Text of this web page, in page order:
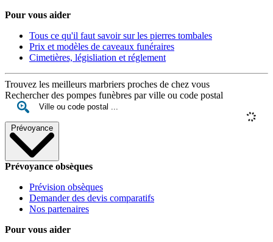
Pour vous aider
Tous ce qu'il faut savoir sur les pierres tombales
Prix et modèles de caveaux funéraires
Cimetières, législiation et réglement
Trouvez les meilleurs marbriers proches de chez vous
Rechercher des pompes funèbres par ville ou code postal
Prévoyance
Prévoyance obsèques
Prévision obsèques
Demander des devis comparatifs
Nos partenaires
Pour vous aider